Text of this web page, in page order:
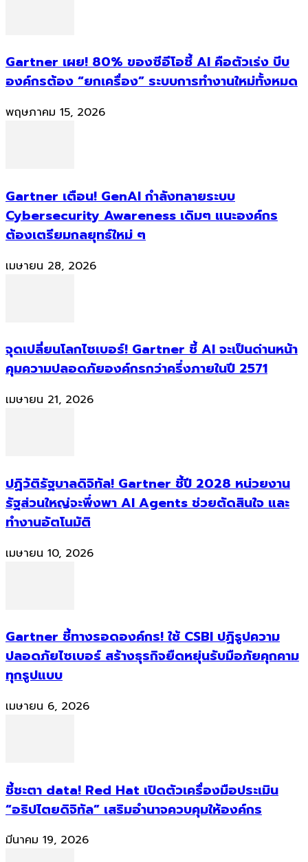
Gartner เผย! 80% ของซีอีโอชี้ AI คือตัวเร่ง บีบ
องค์กรต้อง “ยกเครื่อง” ระบบการทำงานใหม่ทั้งหมด
พฤษภาคม 15, 2026
Gartner เตือน! GenAI กำลังทลายระบบ
Cybersecurity Awareness เดิมๆ แนะองค์กร
ต้องเตรียมกลยุทธ์ใหม่ ๆ
เมษายน 28, 2026
จุดเปลี่ยนโลกไซเบอร์! Gartner ชี้ AI จะเป็นด่านหน้า
คุมความปลอดภัยองค์กรกว่าครึ่งภายในปี 2571
เมษายน 21, 2026
ปฏิวัติรัฐบาลดิจิทัล! Gartner ชี้ปี 2028 หน่วยงาน
รัฐส่วนใหญ่จะพึ่งพา AI Agents ช่วยตัดสินใจ และ
ทำงานอัตโนมัติ
เมษายน 10, 2026
Gartner ชี้ทางรอดองค์กร! ใช้ CSBI ปฏิรูปความ
ปลอดภัยไซเบอร์ สร้างธุรกิจยืดหยุ่นรับมือภัยคุกคาม
ทุกรูปแบบ
เมษายน 6, 2026
ชี้ชะตา data! Red Hat เปิดตัวเครื่องมือประเมิน
“อธิปไตยดิจิทัล” เสริมอำนาจควบคุมให้องค์กร
มีนาคม 19, 2026